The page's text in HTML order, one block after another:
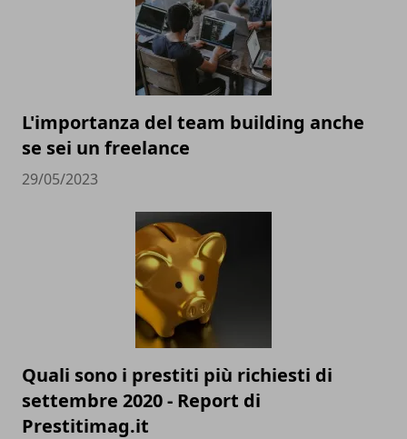
L'importanza del team building anche
se sei un freelance
29/05/2023
Quali sono i prestiti più richiesti di
settembre 2020 - Report di
Prestitimag.it